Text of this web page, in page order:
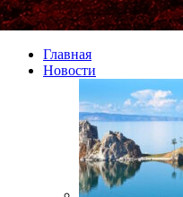
Главная
Новости